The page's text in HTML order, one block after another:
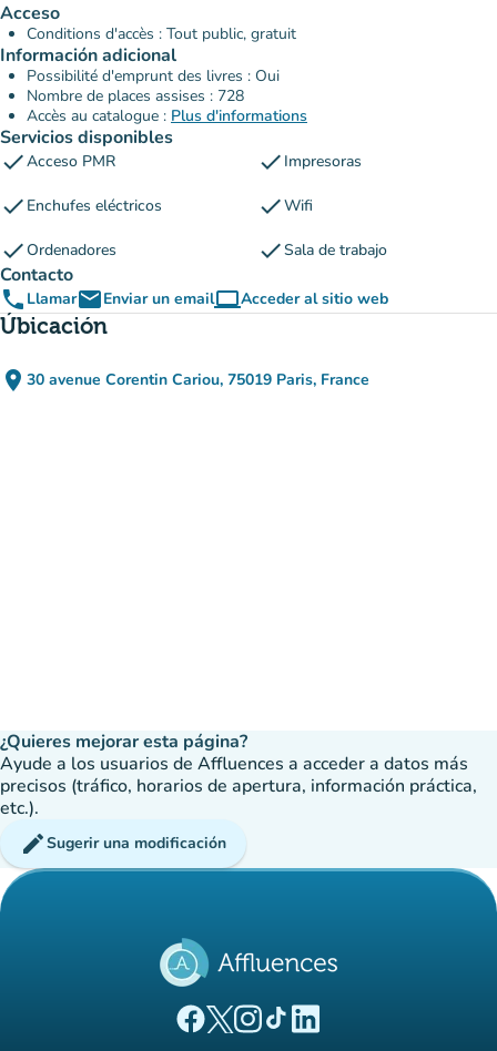
Acceso
Conditions d'accès : Tout public, gratuit
Información adicional
Possibilité d'emprunt des livres : Oui
Nombre de places assises : 728
Accès au catalogue : Plus d'informations
Servicios disponibles
checkAcceso PMR check Impresoras
check Enchufes eléctricos checkWifi
checkOrdenadores checkSala de trabajo
Contacto
phone LlamaremailEnviar un emailcomputerAcceder al sitio web
(nueva pestaña)
Úbicación
place 30 avenue Corentin Cariou, 75019 Paris, France
(abrir en Google Maps)
(nueva pestaña)
¿Quieres mejorar esta página?
Ayude a los usuarios de Affluences a acceder a datos más
precisos (tráfico, horarios de apertura, información práctica,
etc.).
editSugerir una modificación
(nueva pestaña)
(nueva pestaña)
(nueva pestaña)
(nueva pestaña)